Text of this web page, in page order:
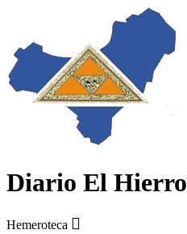
Diario El Hierro
Hemeroteca